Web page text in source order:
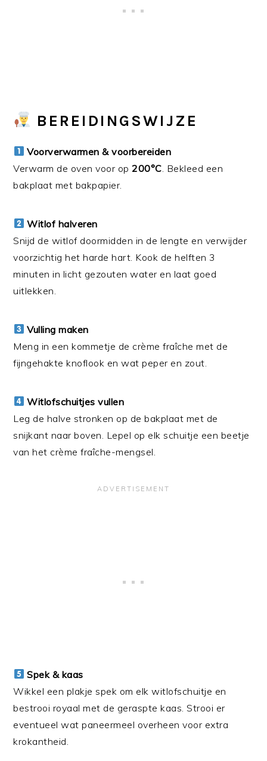
BEREIDINGSWIJZE
Voorverwarmen & voorbereiden
Verwarm de oven voor op200°C . Bekleed een
bakplaat met bakpapier.
Witlof halveren
Snijd de witlof doormidden in de lengte en verwijder
voorzichtig het harde hart. Kook de helften 3
minuten in licht gezouten water en laat goed
uitlekken.
Vulling maken
Meng in een kommetje de crème fraîche met de
fijngehakte knoflook en wat peper en zout.
Witlofschuitjes vullen
Leg de halve stronken op de bakplaat met de
snijkant naar boven. Lepel op elk schuitje een beetje
van het crème fraîche-mengsel.
Spek & kaas
Wikkel een plakje spek om elk witlofschuitje en
bestrooi royaal met de geraspte kaas. Strooi er
eventueel wat paneermeel overheen voor extra
krokantheid.